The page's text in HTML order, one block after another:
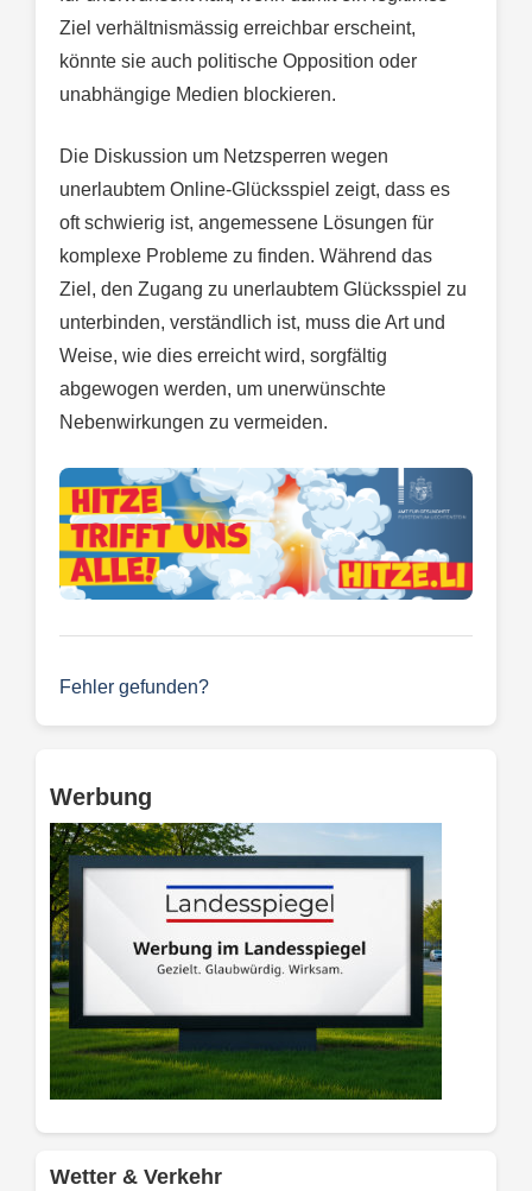
Ziel verhältnismässig erreichbar erscheint,
könnte sie auch politische Opposition oder
unabhängige Medien blockieren.
Die Diskussion um Netzsperren wegen
unerlaubtem Online-Glücksspiel zeigt, dass es
oft schwierig ist, angemessene Lösungen für
komplexe Probleme zu finden. Während das
Ziel, den Zugang zu unerlaubtem Glücksspiel zu
unterbinden, verständlich ist, muss die Art und
Weise, wie dies erreicht wird, sorgfältig
abgewogen werden, um unerwünschte
Nebenwirkungen zu vermeiden.
Fehler gefunden?
Werbung
Wetter & Verkehr